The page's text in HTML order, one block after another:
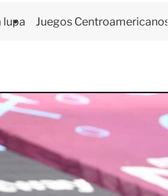
lupa Juegos Centroamericanos